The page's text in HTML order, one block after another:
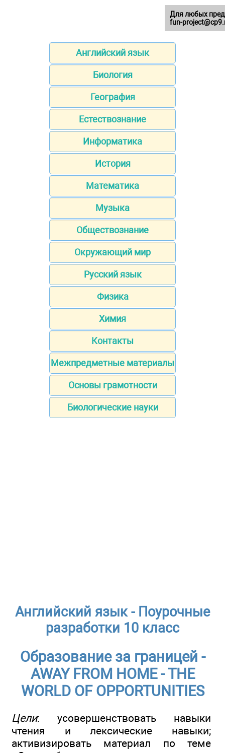
Английский язык
Биология
География
Естествознание
Информатика
История
Математика
Музыка
Обществознание
Окружающий мир
Русский язык
Физика
Химия
Контакты
Межпредметные материалы
Основы грамотности
Биологические науки
Английский язык - Поурочные
разработки 10 класс
Образование за границей -
AWAY FROM HOME - THE
WORLD OF OPPORTUNITIES
Цели: усовершенствовать навыки
чтения и лексические навыки;
активизировать материал по теме
Для любых
fun-